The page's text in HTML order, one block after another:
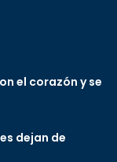
el corazón y se
dejan de